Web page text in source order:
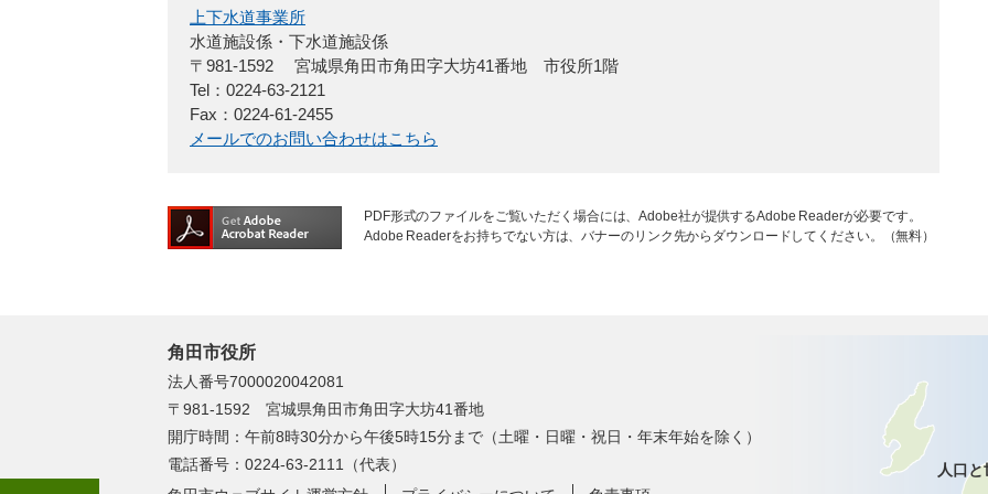
上下水道事業所
水道施設係・下水道施設係
〒981-1592
宮城県角田市角田字大坊41番地 市役所1階
Tel：0224-63-2121
Fax：0224-61-2455
メールでのお問い合わせはこちら
PDF形式のファイルをご覧いただく場合には、Adobe社が提供するAdobe Readerが必要です。
Adobe Readerをお持ちでない方は、バナーのリンク先からダウンロードしてください。（無料）
角田市役所
法人番号7000020042081
〒981-1592 宮城県角田市角田字大坊41番地
開庁時間：午前8時30分から午後5時15分まで（土曜・日曜・祝日・年末年始を除く）
電話番号：0224-63-2111（代表）
人口